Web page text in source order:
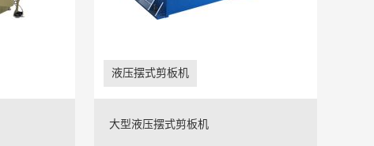
液压摆式剪板机
大型液压摆式剪板机